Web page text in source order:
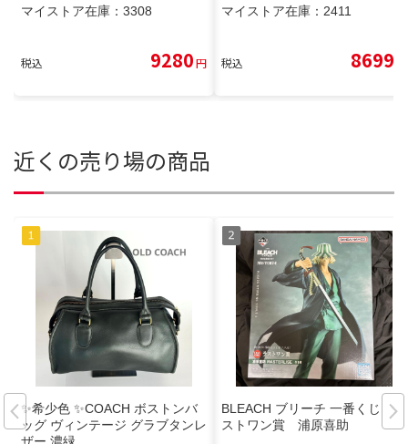
マイストア在庫： 3308
税込 9280円
マイストア在庫： 2411
税込 8699
近くの売り場の商品
✨希少色 ✨COACH ボストンバ
ッグ ヴィンテージ グラブタンレ
BLEACH ブリーチ 一番くじ ラ
ストワン賞 浦原喜助